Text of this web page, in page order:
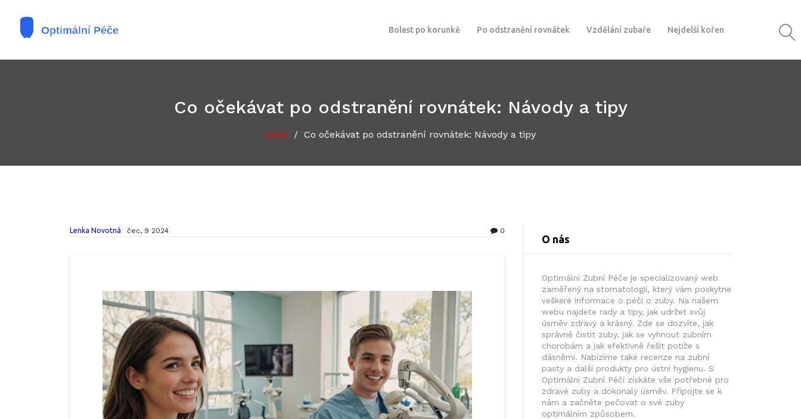
Bolest po korunkě Po odstranění rovnátek Vzdělání zubaře Nejdelší kořen
Co očekávat po odstranění rovnátek: Návody a tipy
Domů / Co očekávat po odstranění rovnátek: Návody a tipy
Lenka Novotná čec, 9 2024 0
O nás
Optimální Zubní Péče je specializovaný web
zaměřený na stomatologii, který vám poskytne
veškeré informace o péči o zuby. Na našem
webu najdete rady a tipy, jak udržet svůj
úsměv zdravý a krásný. Zde se dozvíte, jak
správně čistit zuby, jak se vyhnout zubním
chorobám a jak efektivně řešit potíže s
dásněmi. Nabízíme také recenze na zubní
pasty a další produkty pro ústní hygienu. S
Optimální Zubní Péčí získáte vše potřebné pro
zdravé zuby a dokonalý úsměv. Připojte se k
nám a začněte pečovat o své zuby
optimálním způsobem.